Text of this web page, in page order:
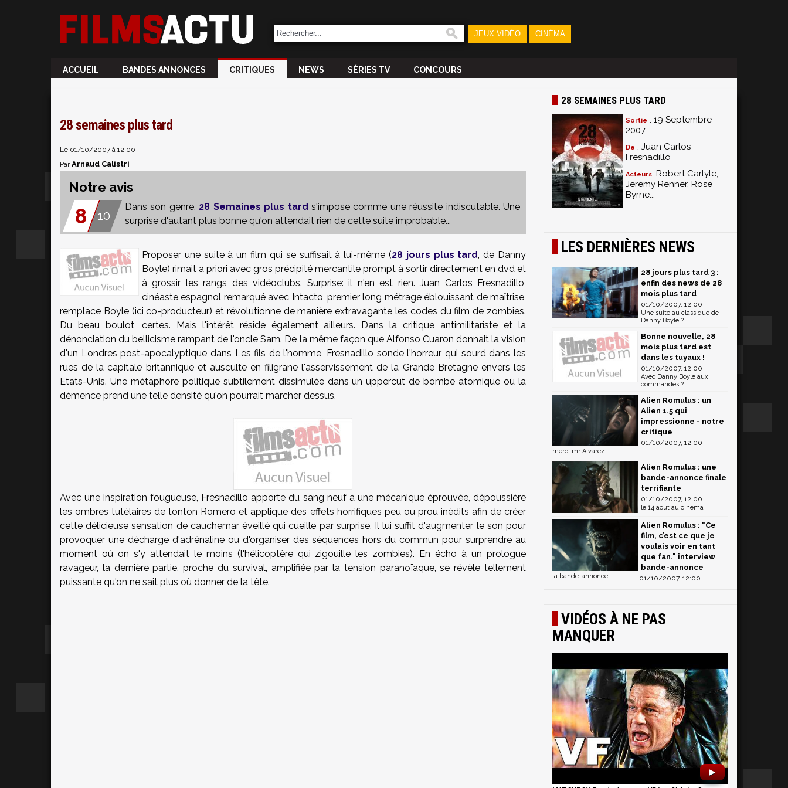
JEUX VIDÉO CINÉMA
ACCUEIL BANDES ANNONCES CRITIQUES NEWS SÉRIES TV CONCOURS
28 semaines plus tard
Le 01/10/2007 à 12:00
ParArnaud Calistri
Notre avis
8 10
Dans son genre, 28 Semaines plus tard s'impose comme une réussite indiscutable. Une
surprise d'autant plus bonne qu'on attendait rien de cette suite improbable...
Proposer une suite à un film qui se suffisait à lui-même (28 jours plus tard, de Danny
Boyle) rimait a priori avec gros précipité mercantile prompt à sortir directement en dvd et
à grossir les rangs des vidéoclubs. Surprise: il n'en est rien. Juan Carlos Fresnadillo,
cinéaste espagnol remarqué avec Intacto, premier long métrage éblouissant de maîtrise,
remplace Boyle (ici co-producteur) et révolutionne de manière extravagante les codes du film de zombies.
Du beau boulot, certes. Mais l'intérêt réside également ailleurs. Dans la critique antimilitariste et la
dénonciation du bellicisme rampant de l'oncle Sam. De la même façon que Alfonso Cuaron donnait la vision
d'un Londres post-apocalyptique dans Les fils de l'homme, Fresnadillo sonde l'horreur qui sourd dans les
rues de la capitale britannique et ausculte en filigrane l'asservissement de la Grande Bretagne envers les
Etats-Unis. Une métaphore politique subtilement dissimulée dans un uppercut de bombe atomique où la
démence prend une telle densité qu'on pourrait marcher dessus.
Avec une inspiration fougueuse, Fresnadillo apporte du sang neuf à une mécanique éprouvée, dépoussière
les ombres tutélaires de tonton Romero et applique des effets horrifiques peu ou prou inédits afin de créer
cette délicieuse sensation de cauchemar éveillé qui cueille par surprise. Il lui suffit d'augmenter le son pour
provoquer une décharge d'adrénaline ou d'organiser des séquences hors du commun pour surprendre au
moment où on s'y attendait le moins (l'hélicoptère qui zigouille les zombies). En écho à un prologue
ravageur, la dernière partie, proche du survival, amplifiée par la tension paranoïaque, se révèle tellement
puissante qu'on ne sait plus où donner de la tête.
28 SEMAINES PLUS TARD
Sortie : 19 Septembre
2007
De : Juan Carlos
Fresnadillo
Acteurs: Robert Carlyle,
Jeremy Renner, Rose
Byrne...
LES DERNIÈRES NEWS
28 jours plus tard 3 :
enfin des news de 28
mois plus tard
01/10/2007, 12:00
Une suite au classique de
Danny Boyle ?
Bonne nouvelle, 28
mois plus tard est
dans les tuyaux !
01/10/2007, 12:00
Avec Danny Boyle aux
commandes ?
Alien Romulus : un
Alien 1.5 qui
impressionne - notre
critique
01/10/2007, 12:00
merci mr Alvarez
Alien Romulus : une
bande-annonce finale
terrifiante
01/10/2007, 12:00
le 14 août au cinéma
Alien Romulus : "Ce
film, c’est ce que je
voulais voir en tant
que fan." interview
bande-annonce
01/10/2007, 12:00
la bande-annonce
VIDÉOS À NE PAS
MANQUER
►